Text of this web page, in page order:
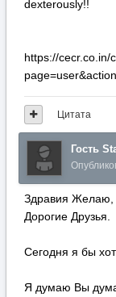
dexterously!!
https://cecr.co.in/
Цитата
Гость
Здравия Желаю,
Дорогие Друзья.
Сегодня я бы
Я думаю Вы